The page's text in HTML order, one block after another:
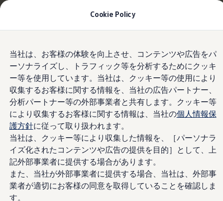
Cookie Policy
当社は、お客様の体験を向上させ、コンテンツや広告をパ
ーソナライズし、トラフィック等を分析するためにクッキ
ー等を使用しています。当社は、クッキー等の使用により
収集するお客様に関する情報を、当社の広告パートナー、
分析パートナー等の外部事業者と共有します。クッキー等
により収集するお客様に関する情報は、当社の個人情報保
護方針に従って取り扱われます。
当社は、クッキー等により収集した情報を、［パーソナラ
イズ化されたコンテンツや広告の提供を目的］として、上
記外部事業者に提供する場合があります。
また、当社が外部事業者に提供する場合、当社は、外部事
業者が適切にお客様の同意を取得していることを確認しま
す。
main
content
to
footer
Tiguan購入後、5年間の安心サポートが無償に
今すぐチェック
デジタルカタログ
セーフティ マイスター
デジタルカタログ
ID. Buzz
T-Cross
Tiguan
Golf
Golf GTI
Golf R
Golf Variant
Golf R Variant
Passat
ID.4
Polo
Polo GTI
Golf Touran
新インフォテイメントシステム“MIB4”
新インフォテイメント
システム“MIB4”